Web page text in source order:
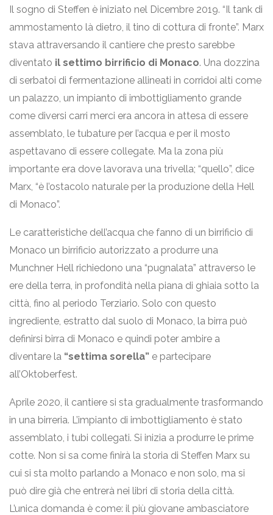
Il sogno di Steffen è iniziato nel Dicembre 2019. “Il tank di
ammostamento là dietro, il tino di cottura di fronte”. Marx
stava attraversando il cantiere che presto sarebbe
diventato il settimo birrificio di Monaco. Una dozzina
di serbatoi di fermentazione allineati in corridoi alti come
un palazzo, un impianto di imbottigliamento grande
come diversi carri merci era ancora in attesa di essere
assemblato, le tubature per l’acqua e per il mosto
aspettavano di essere collegate. Ma la zona più
importante era dove lavorava una trivella; “quello”, dice
Marx, “è l’ostacolo naturale per la produzione della Hell
di Monaco”.
Le caratteristiche dell’acqua che fanno di un birrificio di
Monaco un birrificio autorizzato a produrre una
Munchner Hell richiedono una “pugnalata” attraverso le
ere della terra, in profondità nella piana di ghiaia sotto la
città, fino al periodo Terziario. Solo con questo
ingrediente, estratto dal suolo di Monaco, la birra può
definirsi birra di Monaco e quindi poter ambire a
diventare la “settima sorella” e partecipare
all’Oktoberfest.
Aprile 2020, il cantiere si sta gradualmente trasformando
in una birreria. L’impianto di imbottigliamento è stato
assemblato, i tubi collegati. Si inizia a produrre le prime
cotte. Non si sa come finirà la storia di Steffen Marx su
cui si sta molto parlando a Monaco e non solo, ma si
può dire già che entrerà nei libri di storia della città.
L’unica domanda è come: il più giovane ambasciatore